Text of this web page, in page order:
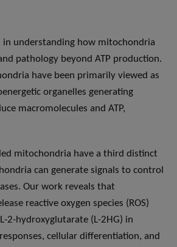
in understanding how mitochondria
pathology beyond ATP production.
have been primarily viewed as
organelles generating
macromolecules and ATP,
mitochondria have a third distinct
can generate signals to control
Our work reveals that
reactive oxygen species (ROS)
2-hydroxyglutarate (L-2HG) in
cellular differentiation, and